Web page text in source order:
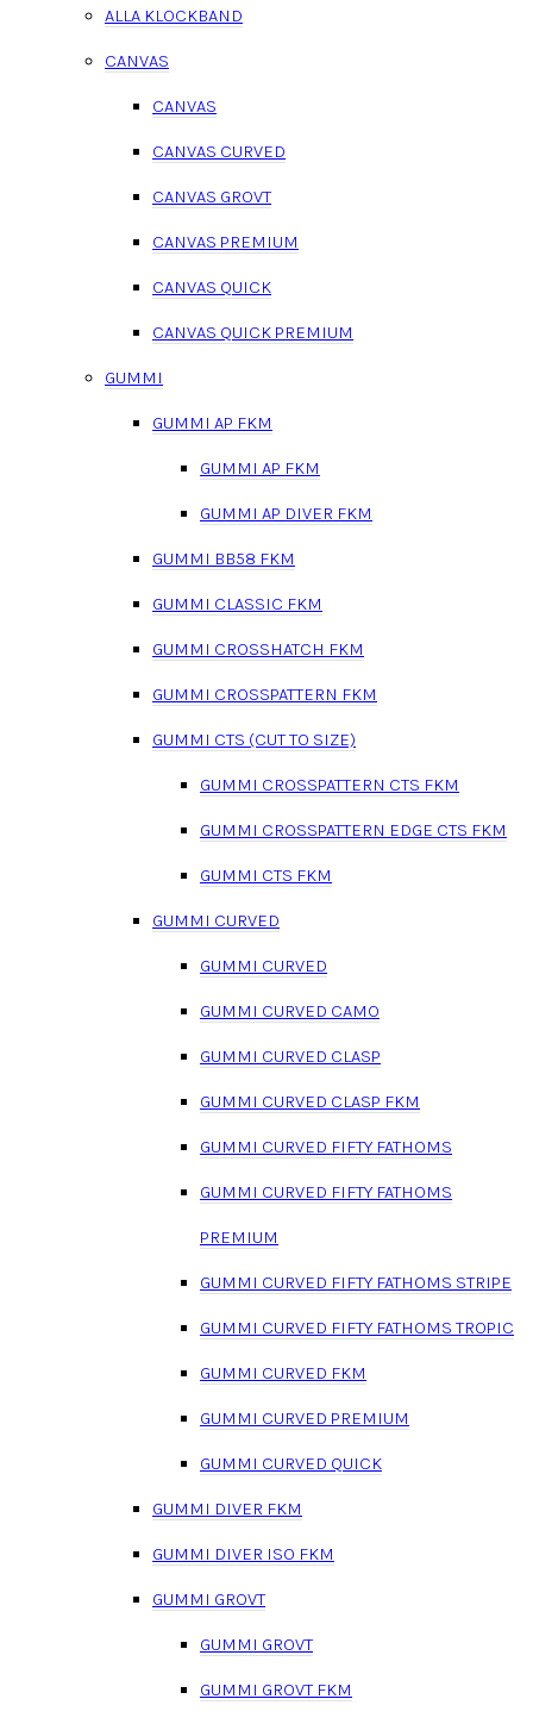
ALLA KLOCKBAND
CANVAS
CANVAS
CANVAS CURVED
CANVAS GROVT
CANVAS PREMIUM
CANVAS QUICK
CANVAS QUICK PREMIUM
GUMMI
GUMMI AP FKM
GUMMI AP FKM
GUMMI AP DIVER FKM
GUMMI BB58 FKM
GUMMI CLASSIC FKM
GUMMI CROSSHATCH FKM
GUMMI CROSSPATTERN FKM
GUMMI CTS (CUT TO SIZE)
GUMMI CROSSPATTERN CTS FKM
GUMMI CROSSPATTERN EDGE CTS FKM
GUMMI CTS FKM
GUMMI CURVED
GUMMI CURVED
GUMMI CURVED CAMO
GUMMI CURVED CLASP
GUMMI CURVED CLASP FKM
GUMMI CURVED FIFTY FATHOMS
GUMMI CURVED FIFTY FATHOMS
PREMIUM
GUMMI CURVED FIFTY FATHOMS STRIPE
GUMMI CURVED FIFTY FATHOMS TROPIC
GUMMI CURVED FKM
GUMMI CURVED PREMIUM
GUMMI CURVED QUICK
GUMMI DIVER FKM
GUMMI DIVER ISO FKM
GUMMI GROVT
GUMMI GROVT
GUMMI GROVT FKM